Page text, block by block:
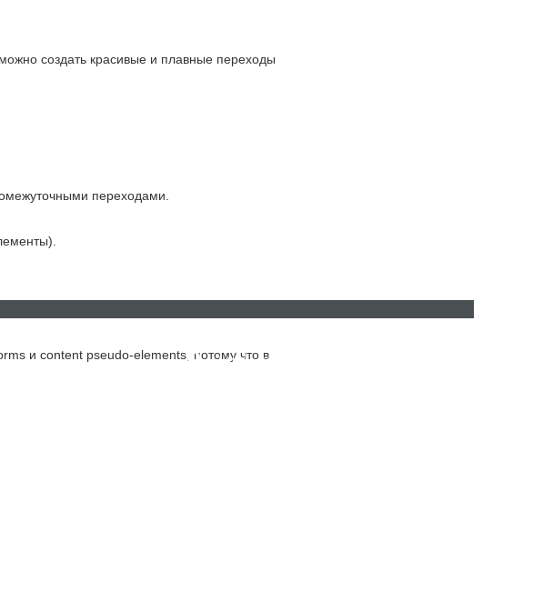
ru ro
создать красивые и плавные переходы
переходами.
и content pseudo-elements, потому что в